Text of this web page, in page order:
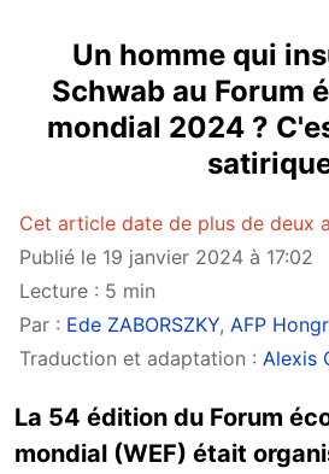
Un homme qui
Schwab au Forum
mondial 2024 ?
Cet article date de plus de deux
Publié le 19 janvier 2024 à 17:02
Lecture : 5 min
Par : Ede ZABORSZKY, AFP
Traduction et adaptation : Alexis
La 54 édition du Forum
mondial (WEF) était